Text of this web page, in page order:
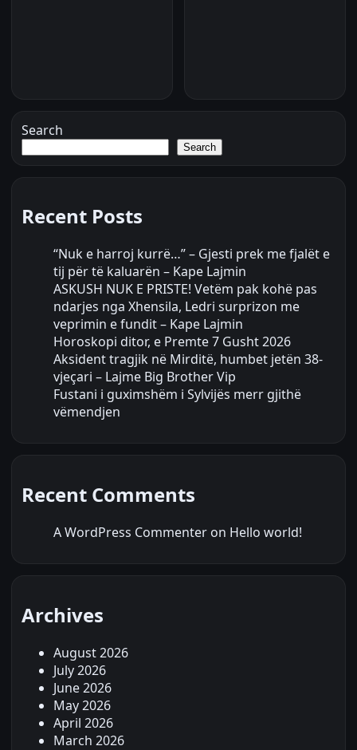
Search
Search
Recent Posts
“Nuk e harroj kurrë…” – Gjesti prek me fjalët e
tij për të kaluarën – Kape Lajmin
ASKUSH NUK E PRISTE! Vetëm pak kohë pas
ndarjes nga Xhensila, Ledri surprizon me
veprimin e fundit – Kape Lajmin
Horoskopi ditor, e Premte 7 Gusht 2026
Aksident tragjik në Mirditë, humbet jetën 38-
vjeçari – Lajme Big Brother Vip
Fustani i guximshëm i Sylvijës merr gjithë
vëmendjen
Recent Comments
A WordPress Commenter on Hello world!
Archives
August 2026
July 2026
June 2026
May 2026
April 2026
March 2026